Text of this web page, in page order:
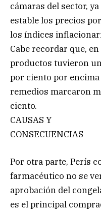
cámaras del sector,
estable los precios
los índices
Cabe recordar que,
productos tuvieron
por ciento por
remedios marcaron
ciento.
CAUSAS Y
CONSECUENCIAS
Por otra parte, Perís
farmacéutico no se
aprobación del
es el principal